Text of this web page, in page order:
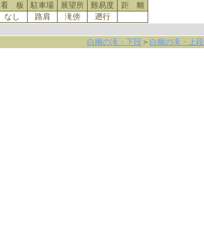
看 板 駐車場 展望所 難易度
距 離
なし 路肩 滝傍 遡行
白幽の滝・下段 ＞ 白幽の滝・上段